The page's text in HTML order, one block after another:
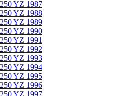
250 YZ 1987
250 YZ 1988
250 YZ 1989
250 YZ 1990
250 YZ 1991
250 YZ 1992
250 YZ 1993
250 YZ 1994
250 YZ 1995
250 YZ 1996
250 YZ 1997